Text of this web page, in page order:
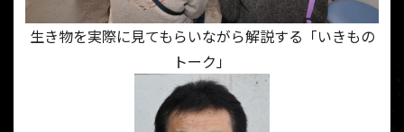
生き物を実際に見てもらいながら解説する「いきもの
トーク」